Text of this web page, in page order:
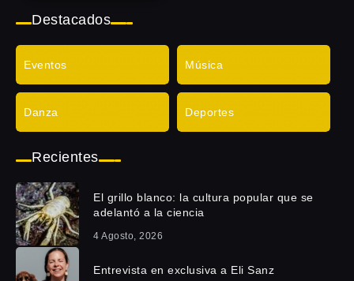
Destacados
Eventos Música
Danza Deportes
Recientes
El grillo blanco: la cultura popular que se
adelantó a la ciencia
4 Agosto, 2026
Entrevista en exclusiva a Eli Sanz